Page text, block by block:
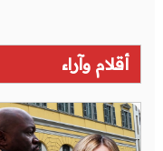
أقلام وآراء